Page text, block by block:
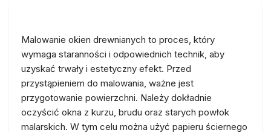
Malowanie okien drewnianych to proces, który
wymaga staranności i odpowiednich technik, aby
uzyskać trwały i estetyczny efekt. Przed
przystąpieniem do malowania, ważne jest
przygotowanie powierzchni. Należy dokładnie
oczyścić okna z kurzu, brudu oraz starych powłok
malarskich. W tym celu można użyć papieru ściernego